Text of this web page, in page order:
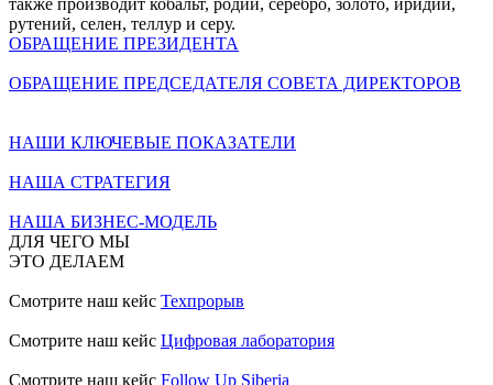
также производит кобальт, родий, серебро, золото, иридий,
рутений, селен, теллур и серу.
ОБРАЩЕНИЕ ПРЕЗИДЕНТА
ОБРАЩЕНИЕ ПРЕДСЕДАТЕЛЯ СОВЕТА ДИРЕКТОРОВ
НАШИ КЛЮЧЕВЫЕ ПОКАЗАТЕЛИ
НАША СТРАТЕГИЯ
НАША БИЗНЕС-МОДЕЛЬ
ДЛЯ ЧЕГО МЫ
ЭТО ДЕЛАЕМ
Смотрите наш кейс Техпрорыв
Смотрите наш кейс Цифровая лаборатория
Смотрите наш кейс Follow Up Siberia